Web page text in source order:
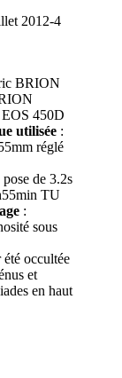
2012-4
BRION
450D
utilisée :
réglé
de 3.2s
TU
:
sous
été occultée
et
en haut